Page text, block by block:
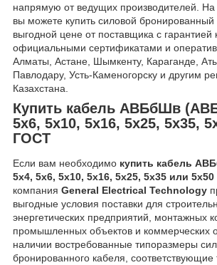
напрямую от ведущих производителей. На
вы можете купить силовой бронированный
выгодной цене от поставщика с гарантией
официальными сертификатами и
Алматы, Астане, Шымкенту, Караганде,
Павлодару, Усть-Каменогорску и другим
Казахстана.
Купить кабель АВБбШв
5х6, 5х10, 5х16, 5х25, 5х35,
ГОСТ
Если вам необходимо купить кабель
5х4, 5х6, 5х10, 5х16, 5х25, 5х35 или
компания General Electrical Technology
выгодные условия поставки для
энергетических предприятий, монтажных
промышленных объектов и коммерческих
наличии востребованные типоразмеры
бронированного кабеля,